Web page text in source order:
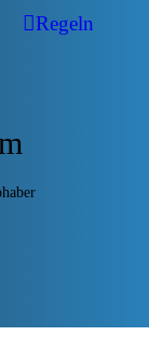
Regeln